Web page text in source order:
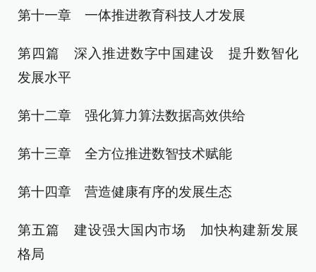
第十一章 一体推进教育科技人才发展
第四篇 深入推进数字中国建设 提升数智化
发展水平
第十二章 强化算力算法数据高效供给
第十三章 全方位推进数智技术赋能
第十四章 营造健康有序的发展生态
第五篇 建设强大国内市场 加快构建新发展
格局